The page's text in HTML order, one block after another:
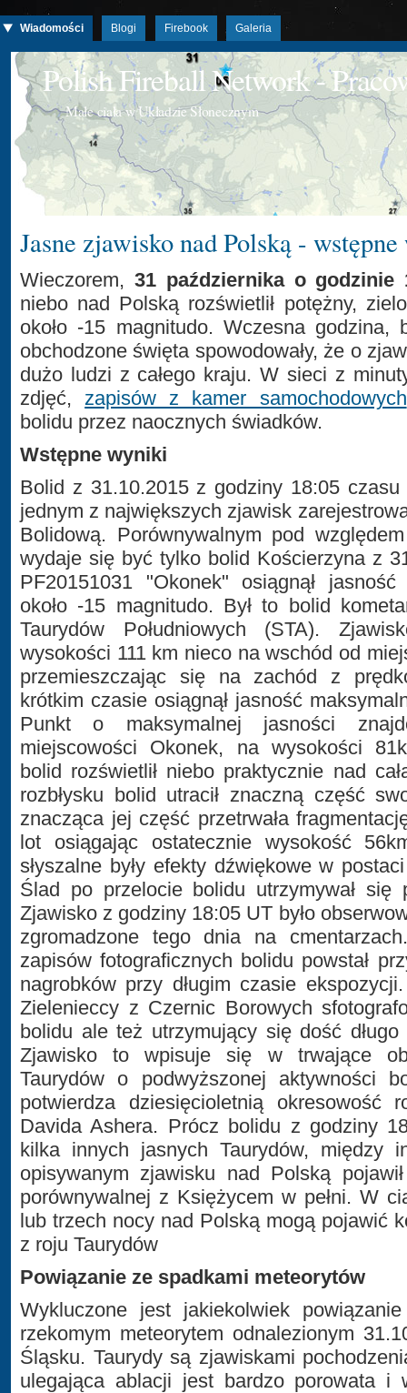
Wiadomości Blogi Firebook Galeria
Polish Fireball Network -
Małe ciała w Układzie Słonecznym
Jasne zjawisko nad Polską -
Wieczorem, 31 października o godzinie
niebo nad Polską rozświetlił potężny,
około -15 magnitudo. Wczesna godzina,
obchodzone święta spowodowały, że o
dużo ludzi z całego kraju. W sieci z
zdjęć,zapisów z kamer samochodowych
bolidu przez naocznych świadków.
Wstępne wyniki
Bolid z 31.10.2015 z godziny 18:05 czasu
jednym z największych zjawisk
Bolidową. Porównywalnym pod
wydaje się być tylko bolid Kościerzyna z
PF20151031 "Okonek" osiągnął
około -15 magnitudo. Był to bolid
Taurydów Południowych (STA).
wysokości 111 km nieco na wschód od
przemieszczając się na zachód z
krótkim czasie osiągnął jasność
Punkt o maksymalnej jasności
miejscowości Okonek, na wysokości
bolid rozświetlił niebo praktycznie nad
rozbłysku bolid utracił znaczną część
znacząca jej część przetrwała
lot osiągając ostatecznie wysokość
słyszalne były efekty dźwiękowe w
Ślad po przelocie bolidu utrzymywał się
Zjawisko z godziny 18:05 UT było
zgromadzone tego dnia na
zapisów fotograficznych bolidu powstał
nagrobków przy długim czasie
Zielenieccy z Czernic Borowych
bolidu ale też utrzymujący się dość
Zjawisko to wpisuje się w trwające
Taurydów o podwyższonej aktywności
potwierdza dziesięcioletnią okresowość
Davida Ashera. Prócz bolidu z godziny
kilka innych jasnych Taurydów, między
opisywanym zjawisku nad Polską
porównywalnej z Księżycem w pełni. W
lub trzech nocy nad Polską mogą pojawić
z roju Taurydów
Powiązanie ze spadkami meteorytów
Wykluczone jest jakiekolwiek
rzekomym meteorytem odnalezionym
Śląsku. Taurydy są zjawiskami
ulegająca ablacji jest bardzo porowata i